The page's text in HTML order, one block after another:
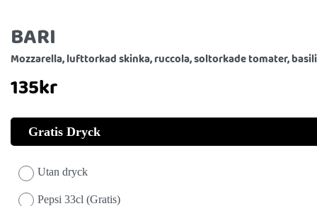
BARI
Mozzarella, lufttorkad skinka, ruccola, soltorkade tomater,
135kr
Gratis Dryck
Utan dryck
Pepsi 33cl (Gratis)